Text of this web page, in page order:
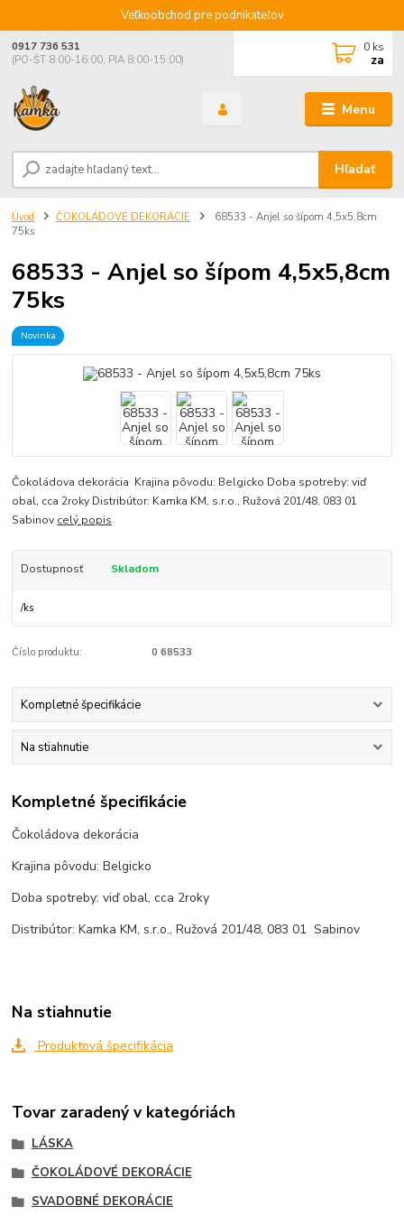
Veľkoobchod pre podnikateľov
Menu
Hľadať
0917 736 531
(PO-ŠT 8:00-16:00, PIA 8:00-15:00)
0 ks
za
Úvod ČOKOLÁDOVÉ DEKORÁCIE
68533 - Anjel so šípom 4,5x5,8cm
75ks
68533 - Anjel so šípom 4,5x5,8cm
75ks
Novinka
Čokoládova dekorácia Krajina pôvodu: Belgicko Doba spotreby: viď
obal, cca 2roky Distribútor: Kamka KM, s.r.o., Ružová 201/48, 083 01
Sabinov celý popis
Dostupnosť Skladom
/ks
Číslo produktu: 0 68533
Kompletné špecifikácie
Na stiahnutie
Kompletné špecifikácie
Čokoládova dekorácia
Krajina pôvodu: Belgicko
Doba spotreby: viď obal, cca 2roky
Distribútor: Kamka KM, s.r.o., Ružová 201/48, 083 01 Sabinov
Na stiahnutie
Produktová špecifikácia
Tovar zaradený v kategóriách
LÁSKA
ČOKOLÁDOVÉ DEKORÁCIE
SVADOBNÉ DEKORÁCIE